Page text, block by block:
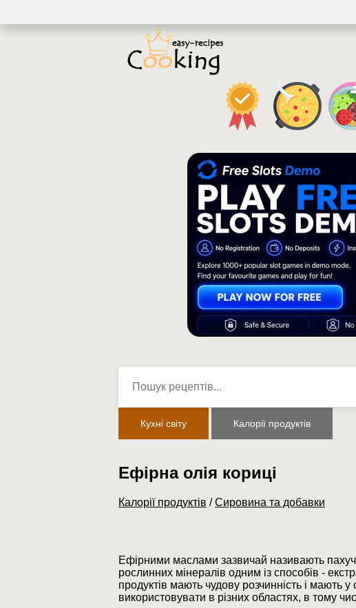
Кухні світу Калорії продуктів
Ефірна олія кориці
Калорії продуктів /Сировина та добавки
Ефірними маслами зазвичай називають
рослинних мінералів одним із способів -
продуктів мають чудову розчинність і мають
використовувати в різних областях, в тому